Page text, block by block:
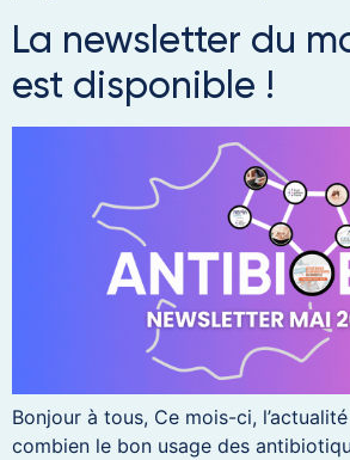
La newsletter du
est disponible !
Bonjour à tous, Ce mois-ci,
combien le bon usage des